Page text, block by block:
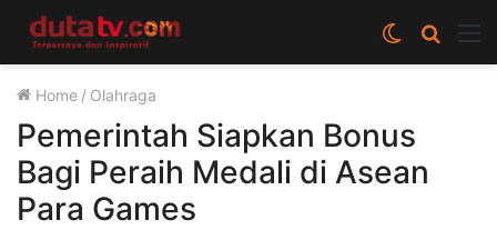
Cari
berita
Switch
skin
Home / Olahraga
Pemerintah Siapkan Bonus
Bagi Peraih Medali di Asean
Para Games